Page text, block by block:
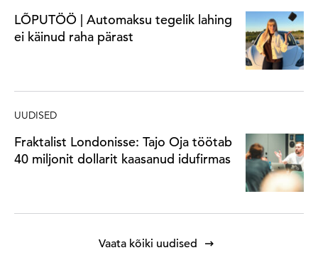
LÕPUTÖÖ | Automaksu tegelik lahing
ei käinud raha pärast
UUDISED
Fraktalist Londonisse: Tajo Oja töötab
40 miljonit dollarit kaasanud idufirmas
Vaata kõiki uudised